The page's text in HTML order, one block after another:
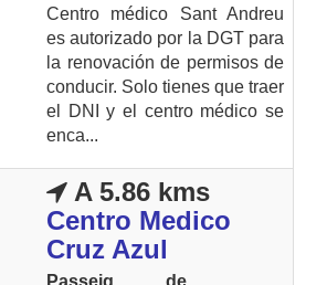
Centro médico Sant Andreu
es autorizado por la DGT para
la renovación de permisos de
conducir. Solo tienes que traer
el DNI y el centro médico se
enca...
A 5.86 kms
Centro Medico
Cruz Azul
Passeig de